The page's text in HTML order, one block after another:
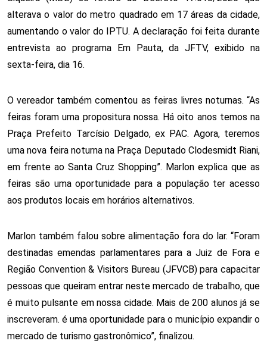
alterava o valor do metro quadrado em 17 áreas da cidade,
aumentando o valor do IPTU. A declaração foi feita durante
entrevista ao programa Em Pauta, da JFTV, exibido na
sexta-feira, dia 16.
O vereador também comentou as feiras livres noturnas. “As
feiras foram uma propositura nossa. Há oito anos temos na
Praça Prefeito Tarcísio Delgado, ex PAC. Agora, teremos
uma nova feira noturna na Praça Deputado Clodesmidt Riani,
em frente ao Santa Cruz Shopping”. Marlon explica que as
feiras são uma oportunidade para a população ter acesso
aos produtos locais em horários alternativos.
Marlon também falou sobre alimentação fora do lar. “Foram
destinadas emendas parlamentares para a Juiz de Fora e
Região Convention & Visitors Bureau (JFVCB) para capacitar
pessoas que queiram entrar neste mercado de trabalho, que
é muito pulsante em nossa cidade. Mais de 200 alunos já se
inscreveram. é uma oportunidade para o município expandir o
mercado de turismo gastronômico”, finalizou.